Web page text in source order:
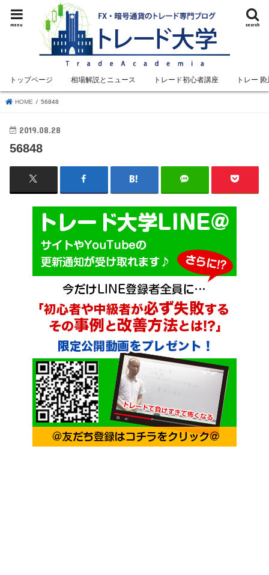
search
menu
トップページ 相場解説とニュース トレード初心者講座 トレード
HOME 56848
2019.08.28
56848